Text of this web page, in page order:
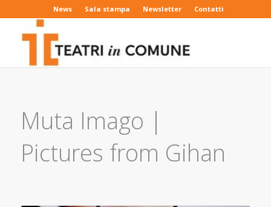
News Sala stampa Newsletter Contatti
Muta Imago |
Pictures from Gihan